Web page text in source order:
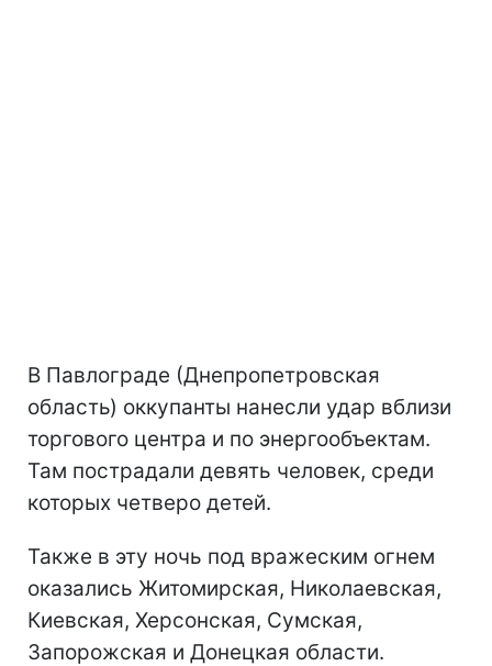
В Павлограде (Днепропетровская
область) оккупанты нанесли удар вблизи
торгового центра и по энергообъектам.
Там пострадали девять человек, среди
которых четверо детей.
Также в эту ночь под вражеским огнем
оказались Житомирская, Николаевская,
Киевская, Херсонская, Сумская,
Запорожская и Донецкая области.